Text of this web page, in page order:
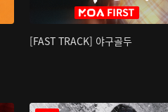
[FAST TRACK] 야구골두